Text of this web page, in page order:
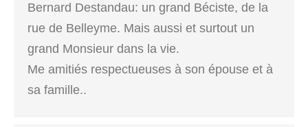
Bernard Destandau: un grand Béciste, de la
rue de Belleyme. Mais aussi et surtout un
grand Monsieur dans la vie.
Me amitiés respectueuses à son épouse et à
sa famille..